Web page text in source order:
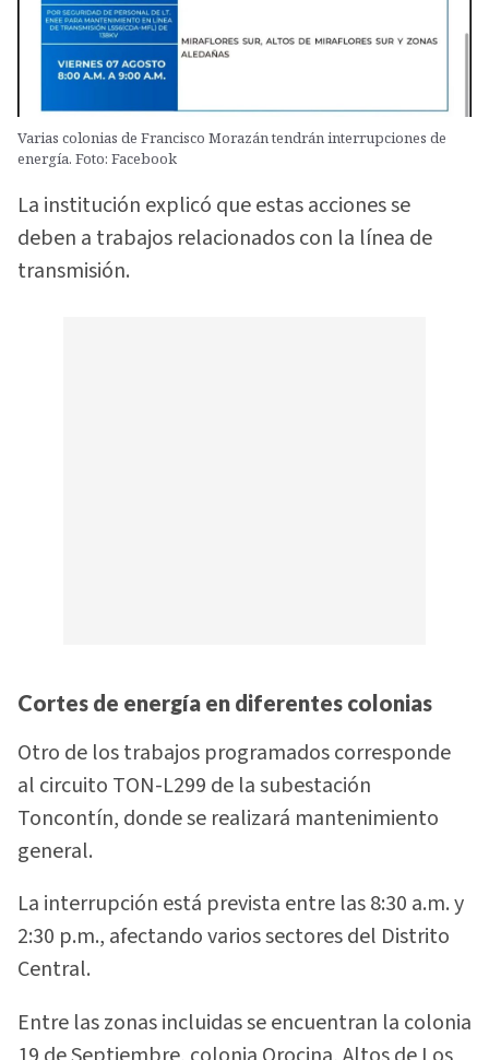
Varias colonias de Francisco Morazán tendrán interrupciones de
energía. Foto: Facebook
La institución explicó que estas acciones se
deben a trabajos relacionados con la línea de
transmisión.
Cortes de energía en diferentes colonias
Otro de los trabajos programados corresponde
al circuito TON-L299 de la subestación
Toncontín, donde se realizará mantenimiento
general.
La interrupción está prevista entre las 8:30 a.m. y
2:30 p.m., afectando varios sectores del Distrito
Central.
Entre las zonas incluidas se encuentran la colonia